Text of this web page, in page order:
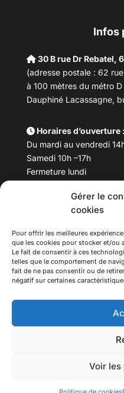
Gérer le
cookies
Pour offrir les meilleures
que les cookies pour stocker et/ou
Le fait de consentir à ces
telles que le comportement de
fait de ne pas consentir ou de
négatif sur certaines
Voir
Infos
30 B rue Dr Rebatel,
(adresse postale : 62
à 100 mètres du métro
Dauphiné Lacassagne,
Horaires d’ouverture :
Du mardi au vendredi
Samedi 10h –17h
Fermeture lundi
Téléphone : 04 78 53
Tous droits réservés.